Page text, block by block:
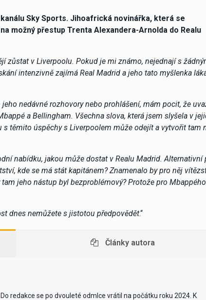
Sky Sports. Jihoafrická novinářka, která se
možný přestup Trenta Alexandera-Arnolda do Realu
zůstat v Liverpoolu. Pokud je mi známo, nejednají s
intenzivně zajímá Real Madrid a jeho tato myšlenka
nedávné rozhovory nebo prohlášení, mám pocit, že
a Bellingham. Všechna slova, která jsem slyšela v
těmito úspěchy s Liverpoolem může odejít a vytvořit tam
nabídku, jakou může dostat v Realu Madrid. Alternativní
kde se má stát kapitánem? Znamenalo by pro něj
jeho nástup byl bezproblémový? Protože pro
dnes nemůžete s jistotou předpovědět.“
Články autora
redakce se po dvouleté odmlce vrátil na počátku roku 2024. K